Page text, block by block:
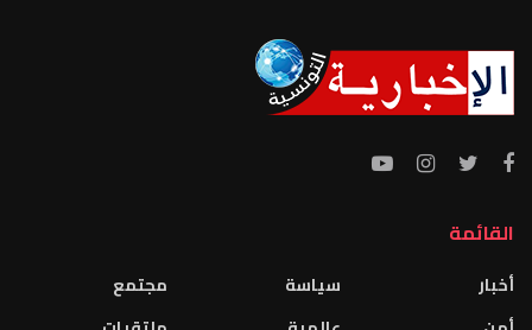
القائمة
أخبار
سياسة
مجتمع